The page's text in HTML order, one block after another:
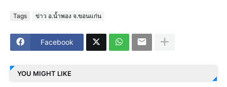
Tags ข่าว อ.น้ำพอง จ.ขอนแก่น
Facebook
YOU MIGHT LIKE